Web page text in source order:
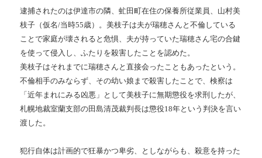
逮捕されたのは伊達市の隣、虻田町在住の保養所従業員、山村美
枝子（仮名/当時55歳）。美枝子は夫が瑞穂さんと不倫している
ことで家庭が壊されると危惧、夫が持っていた瑞穂さん宅の合鍵
を使って侵入し、ふたりを殺害したことを認めた。
美枝子はそれまでに瑞穂さんと直接会ったこともあったという。
不倫相手のみならず、その幼い娘まで殺害したことで、検察は
「近年まれにみる凶悪」として美枝子に無期懲役を求刑したが、
札幌地裁室蘭支部の田島清茂裁判長は懲役18年という判決を言い
渡した。
犯行自体は計画的で狂暴かつ卑劣、としながらも、殺意を持った